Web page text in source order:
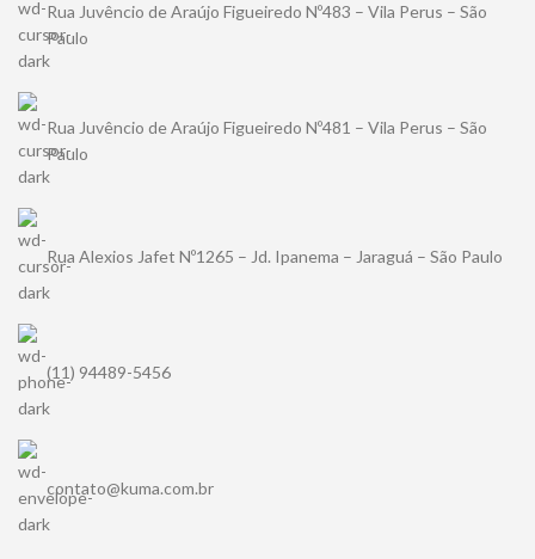
Rua Juvêncio de Araújo Figueiredo Nº483 – Vila Perus – São
Paulo
Rua Juvêncio de Araújo Figueiredo Nº481 – Vila Perus – São
Paulo
Rua Alexios Jafet Nº1265 – Jd. Ipanema – Jaraguá – São Paulo
(11) 94489-5456
contato@kuma.com.br